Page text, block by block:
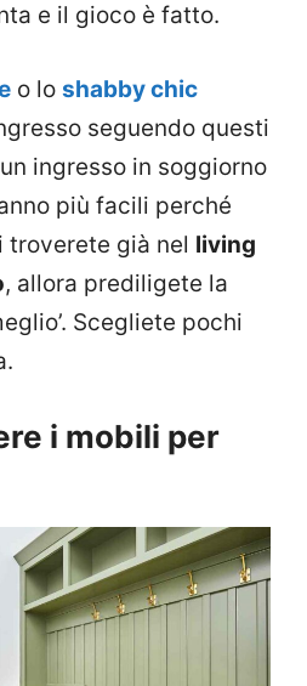
e il gioco è fatto.
o lo shabby chic
seguendo questi
ingresso in soggiorno
più facili perché
troverete già nel living
, allora prediligete la
Scegliete pochi
i mobili per